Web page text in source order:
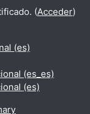
(Acceder)
‎(es)‎
‎(es_es)‎
‎(es)‎